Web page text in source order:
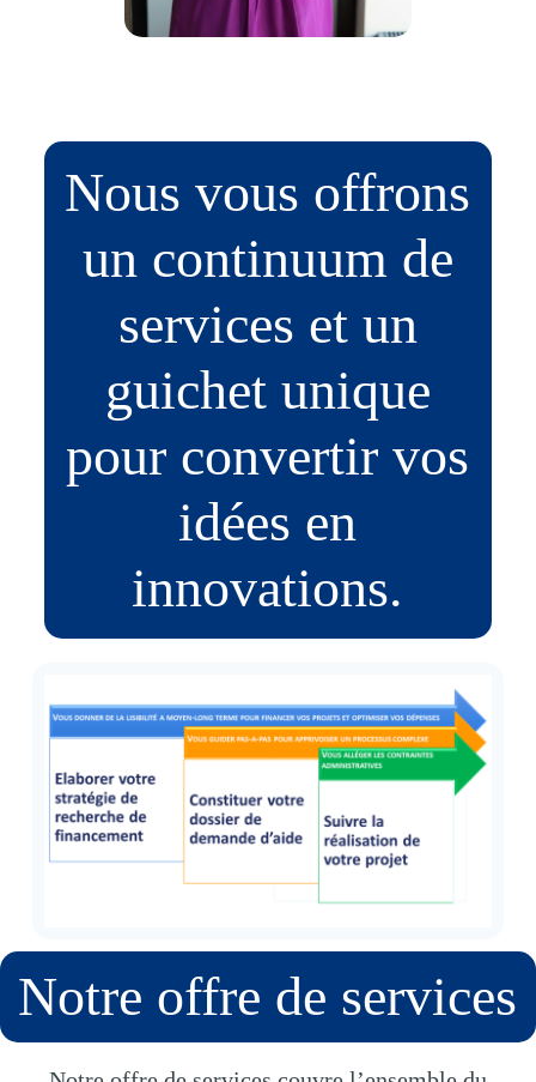
Nous vous offrons
un continuum de
services et un
guichet unique
pour convertir vos
idées en
innovations.
Notre offre de services